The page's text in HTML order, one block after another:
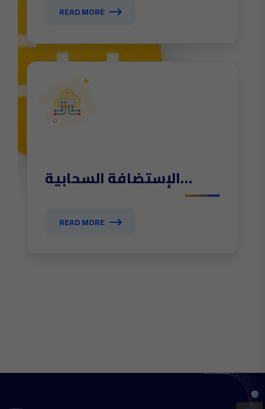
READ MORE
الإستضافة السحابية
READ MORE